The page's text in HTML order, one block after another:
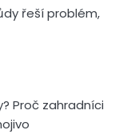
řeší problém,
Proč zahradníci